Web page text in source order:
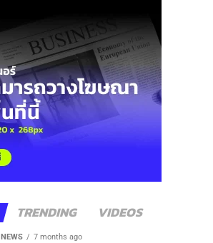
TRENDING VIDEOS
NEWS 7 months ago